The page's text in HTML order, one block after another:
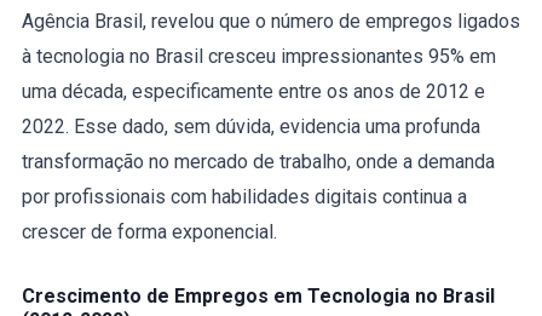
Agência Brasil, revelou que o número de empregos ligados
à tecnologia no Brasil cresceu impressionantes 95% em
uma década, especificamente entre os anos de 2012 e
2022. Esse dado, sem dúvida, evidencia uma profunda
transformação no mercado de trabalho, onde a demanda
por profissionais com habilidades digitais continua a
crescer de forma exponencial.
Crescimento de Empregos em Tecnologia no Brasil